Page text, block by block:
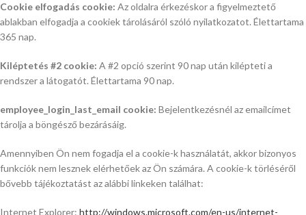
Cookie elfogadás cookie: Az oldalra érkezéskor a figyelmeztető
ablakban elfogadja a cookiek tárolásáról szóló nyilatkozatot. Élettartama
365 nap.
Kiléptetés #2 cookie: A #2 opció szerint 90 nap után kilépteti a
rendszer a látogatót. Élettartama 90 nap.
employee_login_last_email cookie: Bejelentkezésnél az emailcímet
tárolja a böngésző bezárásáig.
Amennyiben Ön nem fogadja el a cookie-k használatát, akkor bizonyos
funkciók nem lesznek elérhetőek az Ön számára. A cookie-k törléséről
bővebb tájékoztatást az alábbi linkeken találhat:
Internet Explorer: http://windows.microsoft.com/en-us/internet-